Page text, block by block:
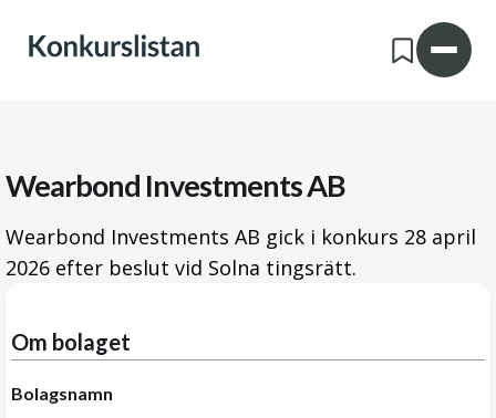
Wearbond Investments AB
Wearbond Investments AB gick i konkurs 28 april
2026 efter beslut vid Solna tingsrätt.
Om bolaget
Bolagsnamn